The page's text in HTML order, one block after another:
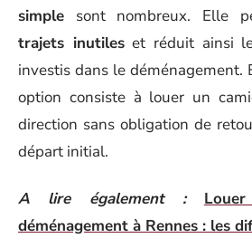
simple sont nombreux. Elle
trajets inutileset réduit ainsi
investis dans le déménagement.
option consiste à louer un
direction sans obligation de
départ initial.
A lire également :
déménagement à Rennes : les